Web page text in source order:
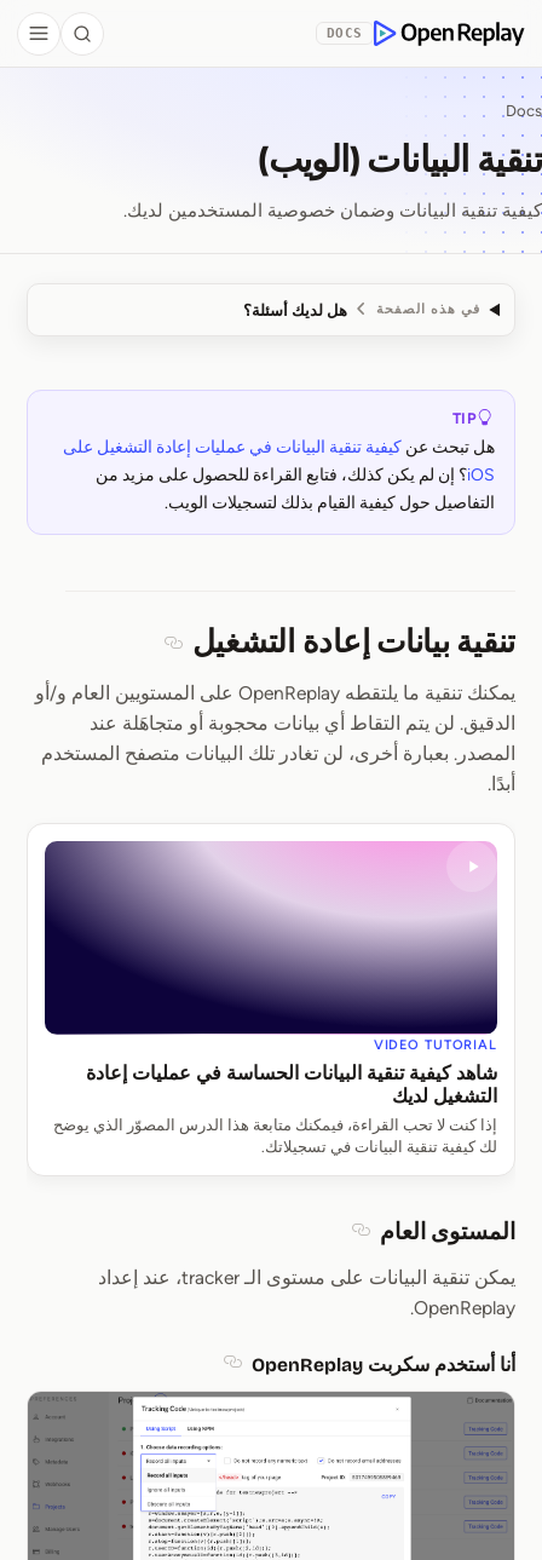
OpenReplay
DOCS
Search
Docs
تنقية البيانات (الويب)
كيفية تنقية البيانات وضمان خصوصية المستخدمين لديك.
في هذه الصفحة هل لديك أسئلة؟
تنقية البيانات (الويب)
TIP
هل تبحث عن كيفية تنقية البيانات في عمليات إعادة التشغيل على
iOS؟ إن لم يكن كذلك، فتابع القراءة للحصول على مزيد من
التفاصيل حول كيفية القيام بذلك لتسجيلات الويب.
تنقية بيانات إعادة التشغيل
يمكنك تنقية ما يلتقطه OpenReplay على المستويين العام و/أو
الدقيق. لن يتم التقاط أي بيانات محجوبة أو متجاهَلة عند
المصدر. بعبارة أخرى، لن تغادر تلك البيانات متصفح المستخدم
أبدًا.
VIDEO TUTORIAL
شاهد كيفية تنقية البيانات الحساسة في عمليات إعادة
التشغيل لديك
إذا كنت لا تحب القراءة، فيمكنك متابعة هذا الدرس المصوّر الذي يوضح
لك كيفية تنقية البيانات في تسجيلاتك.
المستوى العام
يمكن تنقية البيانات على مستوى الـ tracker، عند إعداد
OpenReplay.
أنا أستخدم سكربت OpenReplay